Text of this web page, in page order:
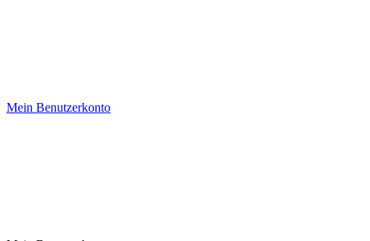
Mein Benutzerkonto